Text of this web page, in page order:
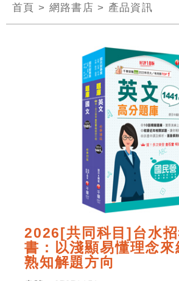
首頁 > 網路書店 > 產品資訊
2026[共同科目]台水
書：以淺顯易懂理念來
熟知解題方向